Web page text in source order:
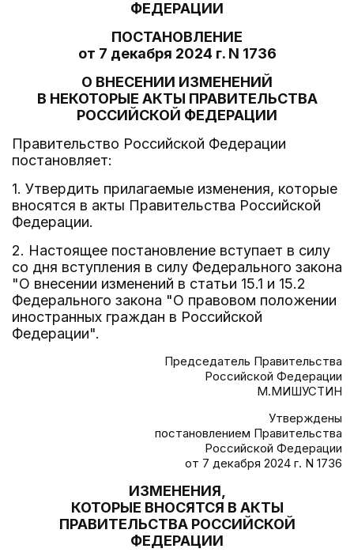
ФЕДЕРАЦИИ
ПОСТАНОВЛЕНИЕ
от 7 декабря 2024 г. N 1736
О ВНЕСЕНИИ ИЗМЕНЕНИЙ
В НЕКОТОРЫЕ АКТЫ ПРАВИТЕЛЬСТВА
РОССИЙСКОЙ ФЕДЕРАЦИИ
Правительство Российской Федерации
постановляет:
1. Утвердить прилагаемые изменения, которые
вносятся в акты Правительства Российской
Федерации.
2. Настоящее постановление вступает в силу
со дня вступления в силу Федерального закона
"О внесении изменений в статьи 15.1 и 15.2
Федерального закона "О правовом положении
иностранных граждан в Российской
Федерации".
Председатель Правительства
Российской Федерации
М.МИШУСТИН
Утверждены
постановлением Правительства
Российской Федерации
от 7 декабря 2024 г. N 1736
ИЗМЕНЕНИЯ,
КОТОРЫЕ ВНОСЯТСЯ В АКТЫ
ПРАВИТЕЛЬСТВА РОССИЙСКОЙ
ФЕДЕРАЦИИ